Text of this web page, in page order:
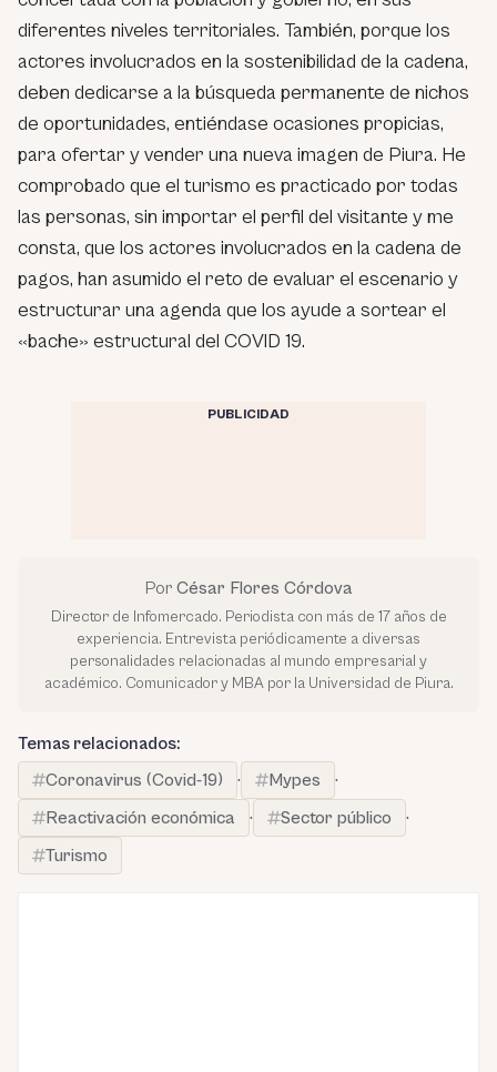
diferentes niveles territoriales. También, porque los
actores involucrados en la sostenibilidad de la cadena,
deben dedicarse a la búsqueda permanente de nichos
de oportunidades, entiéndase ocasiones propicias,
para ofertar y vender una nueva imagen de Piura. He
comprobado que el turismo es practicado por todas
las personas, sin importar el perfil del visitante y me
consta, que los actores involucrados en la cadena de
pagos, han asumido el reto de evaluar el escenario y
estructurar una agenda que los ayude a sortear el
«bache» estructural del COVID 19.
PUBLICIDAD
Por César Flores Córdova
Director de Infomercado. Periodista con más de 17 años de
experiencia. Entrevista periódicamente a diversas
personalidades relacionadas al mundo empresarial y
académico. Comunicador y MBA por la Universidad de Piura.
Temas relacionados:
Coronavirus (Covid-19)
· Mypes
·
Reactivación económica
· Sector público
·
Turismo